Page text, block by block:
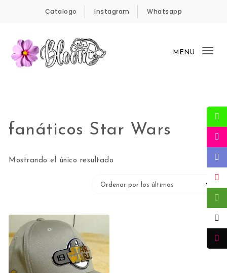
Catalogo Instagram Whatsapp
MENU
fanáticos Star Wars
Mostrando el único resultado